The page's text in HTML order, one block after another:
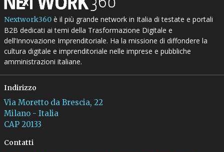
Nextwork360è il più grande network in Italia di testate e portali
B2B dedicati ai temi della Trasformazione Digitale e
dell’Innovazione Imprenditoriale. Ha la missione di diffondere la
cultura digitale e imprenditoriale nelle imprese e pubbliche
amministrazioni italiane.
Indirizzo
Via Moretto da Brescia, 22
Milano - Italia
CAP 20133
Contatti